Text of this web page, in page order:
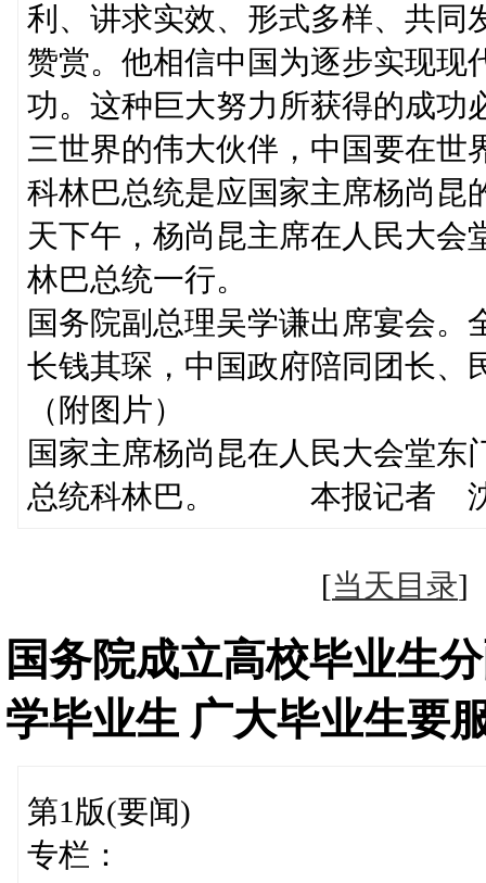
利、讲求实效、形式多样、共同
赞赏。他相信中国为逐步实现现
功。这种巨大努力所获得的成功
三世界的伟大伙伴，中国要在世
科林巴总统是应国家主席杨尚昆
天下午，杨尚昆主席在人民大会
林巴总统一行。
国务院副总理吴学谦出席宴会
长钱其琛，中国政府陪同团长、
（附图片）
国家主席杨尚昆在人民大会堂
总统科林巴。 本报记者
[当天目录
国务院成立高校毕业生
学毕业生 广大毕业生要
第1版(要闻)
专栏：